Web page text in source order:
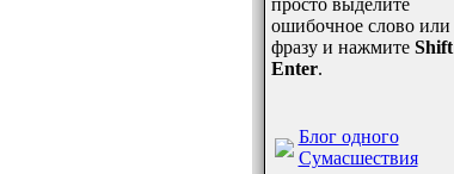
ошибочное слово или
фразу и нажмите Shift
Enter.
Блог одного
Сумасшествия